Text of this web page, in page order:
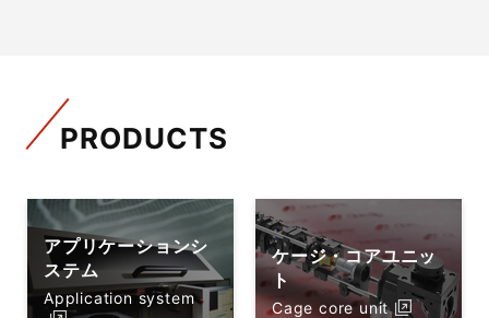
PRODUCTS
アプリケーションシ
ステム
Application system
ケージ・コアユニッ
ト
Cage core unit